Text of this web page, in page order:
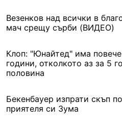
Везенков над всички в
мач срещу сърби (ВИДЕО)
Клоп: "Юнайтед" има
години, отколкото аз за 5
половина
Бекенбауер изпрати скъп
приятеля си Зума